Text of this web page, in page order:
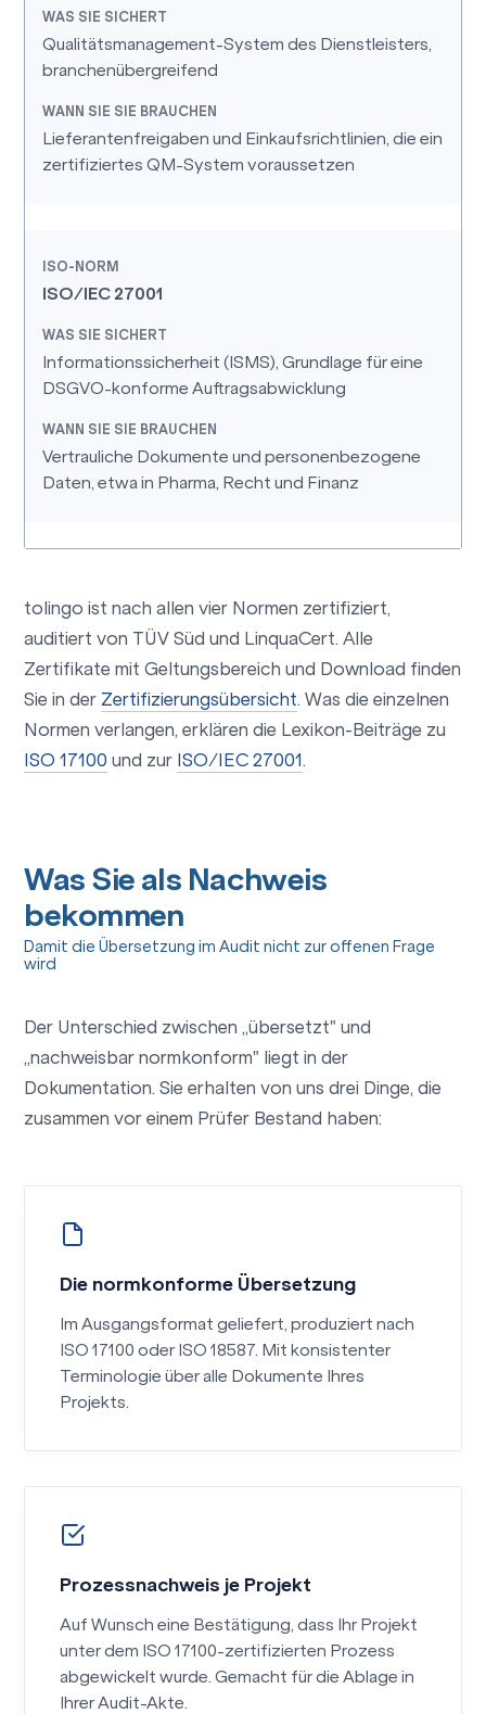
Qualitätsmanagement-System des Dienstleisters,
branchenübergreifend
Lieferantenfreigaben und Einkaufsrichtlinien, die ein
zertifiziertes QM-System voraussetzen
ISO/IEC 27001
Informationssicherheit (ISMS), Grundlage für eine
DSGVO-konforme Auftragsabwicklung
Vertrauliche Dokumente und personenbezogene
Daten, etwa in Pharma, Recht und Finanz
tolingo ist nach allen vier Normen zertifiziert,
auditiert von TÜV Süd und LinquaCert. Alle
Zertifikate mit Geltungsbereich und Download finden
Sie in der Zertifizierungsübersicht. Was die einzelnen
Normen verlangen, erklären die Lexikon-Beiträge zu
ISO 17100 und zur ISO/IEC 27001.
Was Sie als Nachweis
bekommen
Damit die Übersetzung im Audit nicht zur offenen Frage
wird
Der Unterschied zwischen „übersetzt" und
„nachweisbar normkonform" liegt in der
Dokumentation. Sie erhalten von uns drei Dinge, die
zusammen vor einem Prüfer Bestand haben:
Die normkonforme Übersetzung
Im Ausgangsformat geliefert, produziert nach
ISO 17100 oder ISO 18587. Mit konsistenter
Terminologie über alle Dokumente Ihres
Projekts.
Prozessnachweis je Projekt
Auf Wunsch eine Bestätigung, dass Ihr Projekt
unter dem ISO 17100-zertifizierten Prozess
abgewickelt wurde. Gemacht für die Ablage in
Ihrer Audit-Akte.